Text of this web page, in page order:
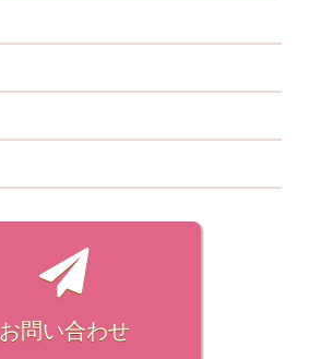
お問い合わせ